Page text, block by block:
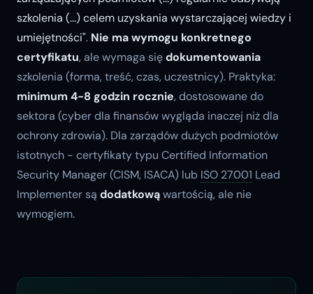
szkolenia (...) celem uzyskania wystarczającej wiedzy i
umiejętności". Nie ma wymogu konkretnego
certyfikatu, ale wymaga siędokumentowania
szkolenia (forma, treść, czas, uczestnicy). Praktyka:
minimum 4-8 godzin rocznie, dostosowane do
sektora (cyber dla finansów wygląda inaczej niż dla
ochrony zdrowia). Dla zarządów dużych podmiotów
istotnych - certyfikaty typu Certified Information
Security Manager (CISM, ISACA) lub ISO 27001 Lead
Implementer są dodatkowąwartością, ale nie
wymogiem.